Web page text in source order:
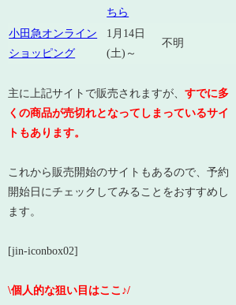
ちら
小田急オンライン
ショッピング
1月14日
(土)～
不明
主に上記サイトで販売されますが、すでに多
くの商品が売切れとなってしまっているサイ
トもあります。
これから販売開始のサイトもあるので、予約
開始日にチェックしてみることをおすすめし
ます。
[jin-iconbox02]
\個人的な狙い目はここ♪/